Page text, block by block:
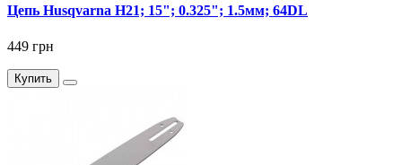
Цепь Husqvarna H21; 15"; 0.325"; 1.5мм; 64DL
449 грн
Купить